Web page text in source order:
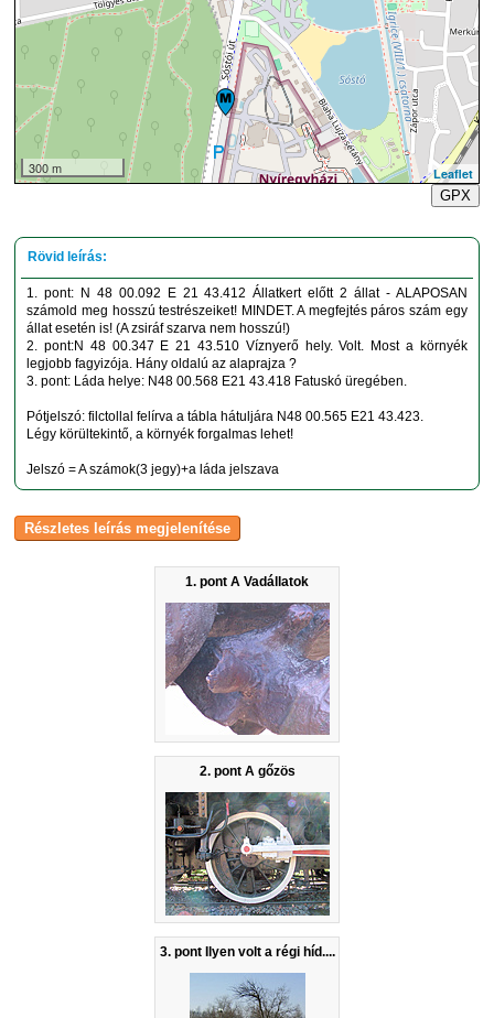
1. pont A Vadállatok
2. pont A gőzös
3. pont Ilyen volt a régi híd....
300 m
Leaflet
GPX
1. pont: N 48 00.092 E 21 43.412 Állatkert előtt 2 állat - ALAPOSAN
számold meg hosszú testrészeiket! MINDET. A megfejtés páros szám egy
állat esetén is! (A zsiráf szarva nem hosszú!)
2. pont:N 48 00.347 E 21 43.510 Víznyerő hely. Volt. Most a környék
legjobb fagyizója. Hány oldalú az alaprajza ?
3. pont: Láda helye: N48 00.568 E21 43.418 Fatuskó üregében.
Pótjelszó: filctollal felírva a tábla hátuljára N48 00.565 E21 43.423.
Légy körültekintő, a környék forgalmas lehet!
Jelszó = A számok(3 jegy)+a láda jelszava